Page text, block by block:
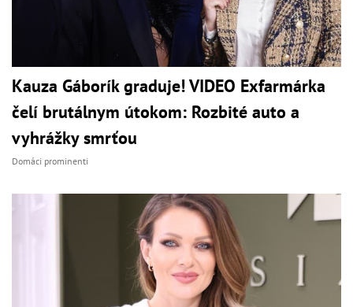
Kauza Gáborík graduje! VIDEO Exfarmárka
čelí brutálnym útokom: Rozbité auto a
vyhrážky smrťou
Domáci prominenti